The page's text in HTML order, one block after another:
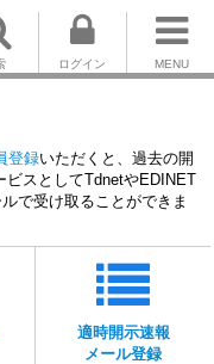
MENU
ログイン
登録いただくと、過去の開
スとしてTdnetやEDINET
で受け取ることができま
適時開示速報
メール登録